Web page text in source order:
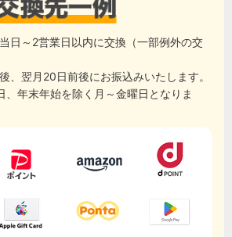
日～2営業日以内に交換（一部例外の交
、翌月20日前後にお振込みいたします。
、年末年始を除く月～金曜日となりま